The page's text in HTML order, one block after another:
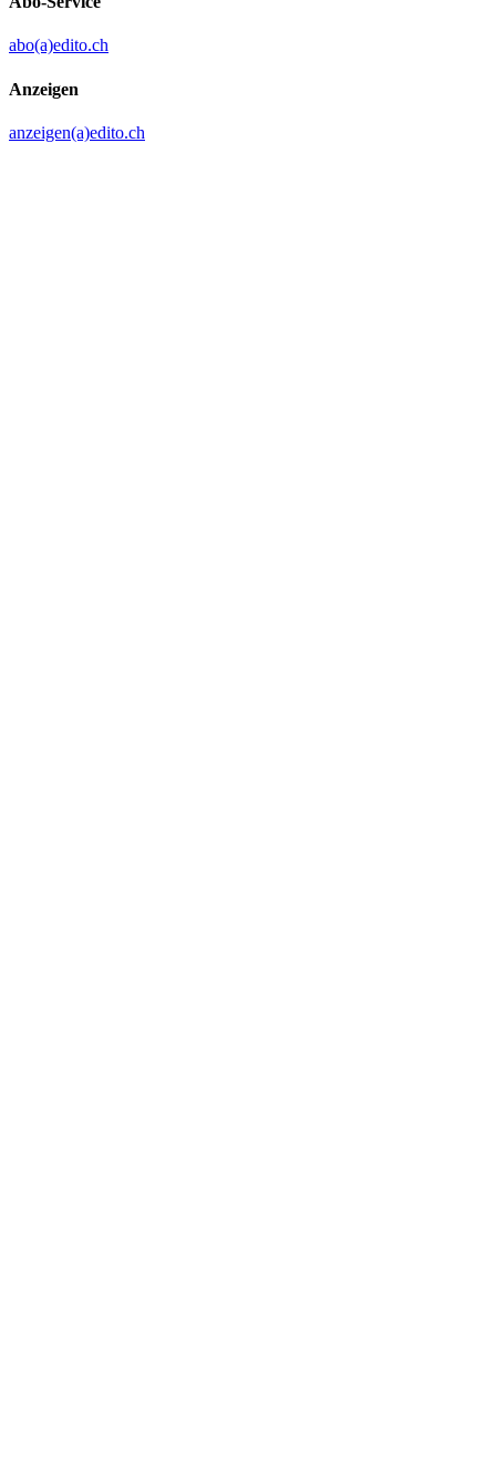
abo(a)edito.ch
Anzeigen
anzeigen(a)edito.ch